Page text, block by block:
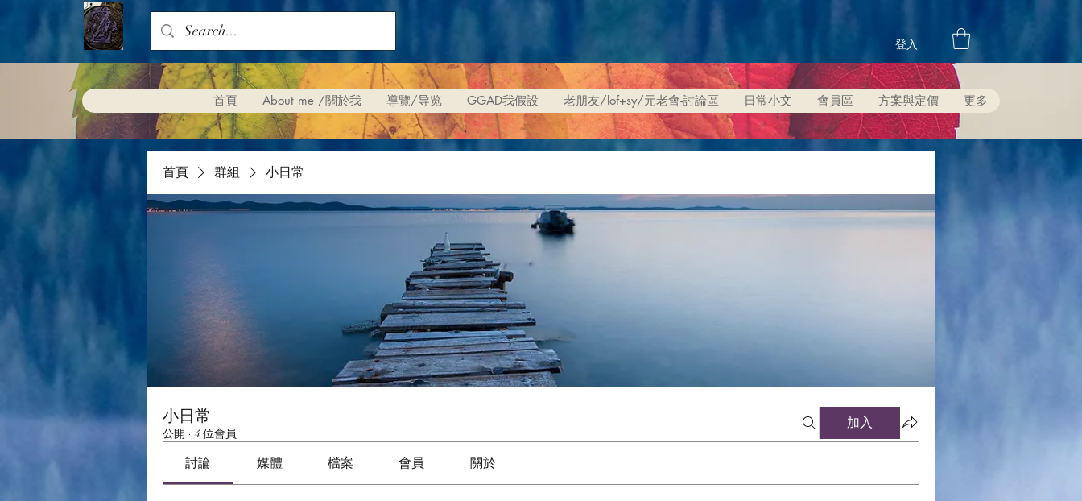
登入
首頁 About me /關於我 導覽/导览 GGAD我假設 老朋友/lof+sy/元老會-討論區 日常小文 會員區 方案與定價 更多
首頁 群組 小日常
小日常
公開 · 4 位會員
加入
討論 媒體 檔案 會員 關於